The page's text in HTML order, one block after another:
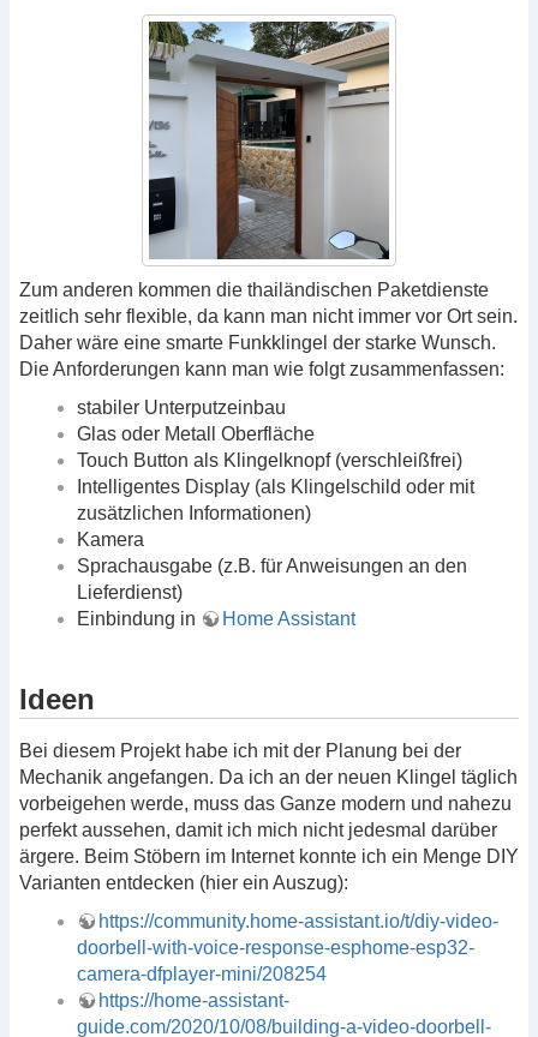
Zum anderen kommen die thailändischen Paketdienste
zeitlich sehr flexible, da kann man nicht immer vor Ort sein.
Daher wäre eine smarte Funkklingel der starke Wunsch.
Die Anforderungen kann man wie folgt zusammenfassen:
stabiler Unterputzeinbau
Glas oder Metall Oberfläche
Touch Button als Klingelknopf (verschleißfrei)
Intelligentes Display (als Klingelschild oder mit
zusätzlichen Informationen)
Kamera
Sprachausgabe (z.B. für Anweisungen an den
Lieferdienst)
Einbindung in
Home Assistant
Ideen
Bei diesem Projekt habe ich mit der Planung bei der
Mechanik angefangen. Da ich an der neuen Klingel täglich
vorbeigehen werde, muss das Ganze modern und nahezu
perfekt aussehen, damit ich mich nicht jedesmal darüber
ärgere. Beim Stöbern im Internet konnte ich ein Menge DIY
Varianten entdecken (hier ein Auszug):
https://community.home-assistant.io/t/diy-video-
doorbell-with-voice-response-esphome-esp32-
camera-dfplayer-mini/208254
https://home-assistant-
guide.com/2020/10/08/building-a-video-doorbell-